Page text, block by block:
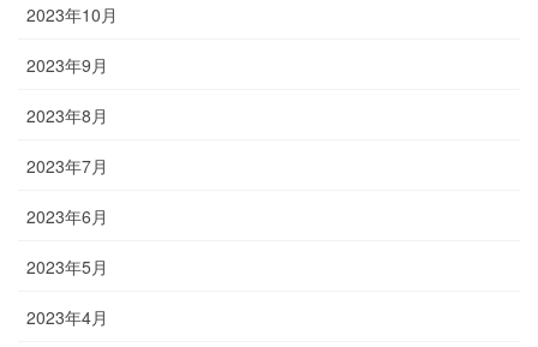
2023年10月
2023年9月
2023年8月
2023年7月
2023年6月
2023年5月
2023年4月